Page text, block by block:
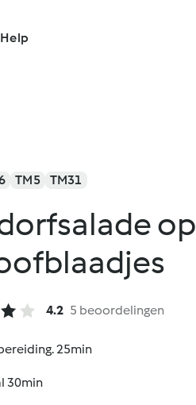
Help
TM5 TM31
op
4.2 5 beoordelingen
25min
30min